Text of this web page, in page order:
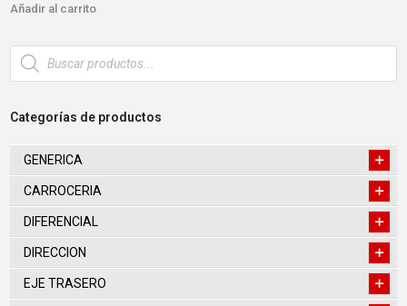
Añadir al carrito
Búsqueda
de
productos
Categorías de productos
GENERICA
CARROCERIA
DIFERENCIAL
DIRECCION
EJE TRASERO